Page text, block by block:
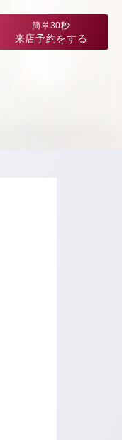
簡単30秒
来店予約をする